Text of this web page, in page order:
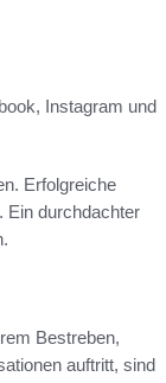
Instagram und
Erfolgreiche
Ein durchdachter
Bestreben,
auftritt, sind